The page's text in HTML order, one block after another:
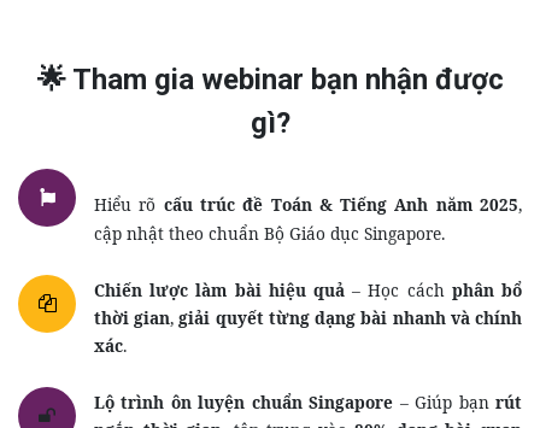
🌟 Tham gia webinar bạn nhận được
gì?
Hiểu rõ cấu trúc đề Toán & Tiếng Anh năm 2025,
cập nhật theo chuẩn Bộ Giáo dục Singapore.
Chiến lược làm bài hiệu quả – Học cách phân bổ
thời gian,giải quyết từng dạng bài nhanh và chính
xác.
Lộ trình ôn luyện chuẩn Singapore – Giúp bạnrút